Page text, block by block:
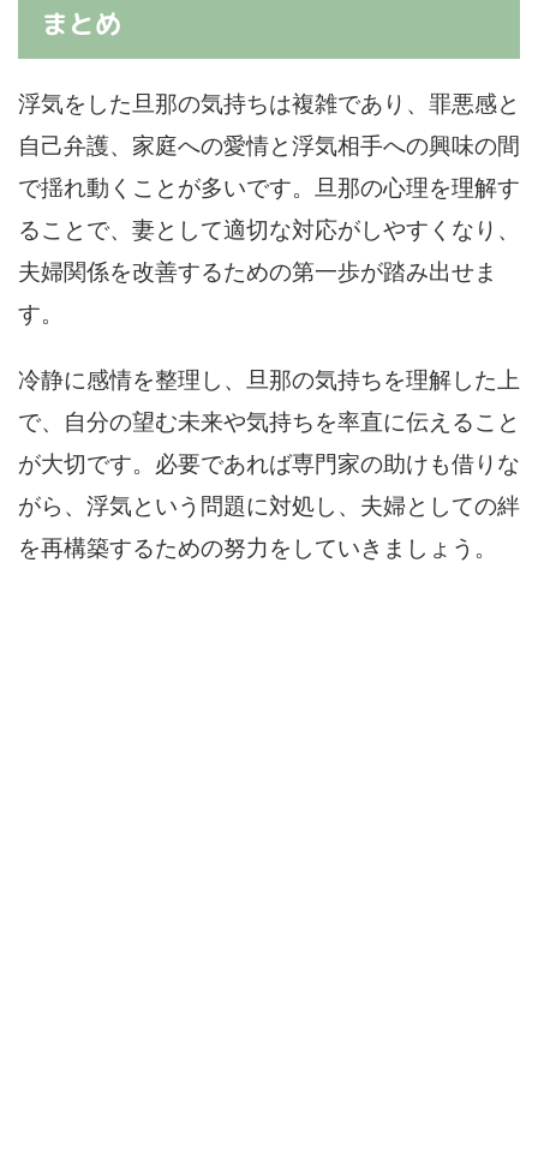
まとめ
浮気をした旦那の気持ちは複雑であり、罪悪感と
自己弁護、家庭への愛情と浮気相手への興味の間
で揺れ動くことが多いです。旦那の心理を理解す
ることで、妻として適切な対応がしやすくなり、
夫婦関係を改善するための第一歩が踏み出せま
す。
冷静に感情を整理し、旦那の気持ちを理解した上
で、自分の望む未来や気持ちを率直に伝えること
が大切です。必要であれば専門家の助けも借りな
がら、浮気という問題に対処し、夫婦としての絆
を再構築するための努力をしていきましょう。